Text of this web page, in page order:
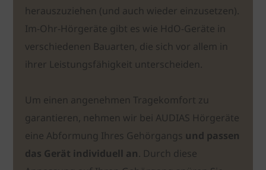
herauszuziehen (und auch wieder einzusetzen).
Im-Ohr-Hörgeräte gibt es wie HdO-Geräte in
verschiedenen Bauarten, die sich vor allem in
ihrer Leistungsfähigkeit unterscheiden.
Um einen angenehmen Tragekomfort zu
garantieren, nehmen wir bei AUDIAS Hörgeräte
eine Abformung Ihres Gehörgangs und passen
das Gerät individuell an. Durch diese